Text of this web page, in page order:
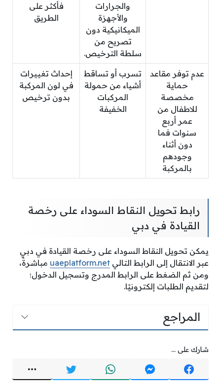
والجرارات
والأجهزة
الميكانيكية دون
تصريح من
سلطة الترخيص.
فأكثر على
الطريق
عدم توفر مقاعد
حماية
مخصصة
للاطفال من
عمر أربع
سنوات فما
دون أثناء
وجودهم
بالمركبة
تسرب أو تساقط
أشياء من حمولة
المركبات
الخفيفة
إحداث تغييرات
في لون المركبة
بدون ترخيص
رابط تحويل النقاط السوداء على رخصة
القيادة في دبي
يمكن تحويل النقاط السوداء على رخصة القيادة في دبي
عبر الانتقال إلى الرابط التالي uaeplatform.net مباشرةً،
ومن ثم الضغط على الرابط المدرج وتسجيل الدخول؛
لتقديم الطلبات إلكترونيًا.
المراجع
شارك على ...